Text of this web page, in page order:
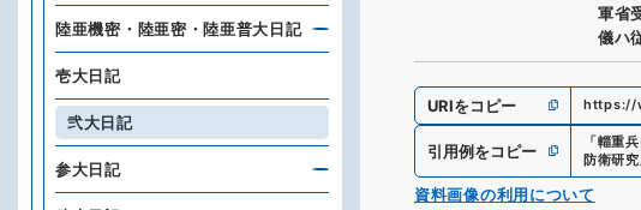
軍省
儀ハ
URIをコピー https://
引用例をコピー 「輜重
防衛研
資料画像の利用について
陸亜機密・陸亜密・陸亜普大日記
壱大日記
弐大日記
参大日記